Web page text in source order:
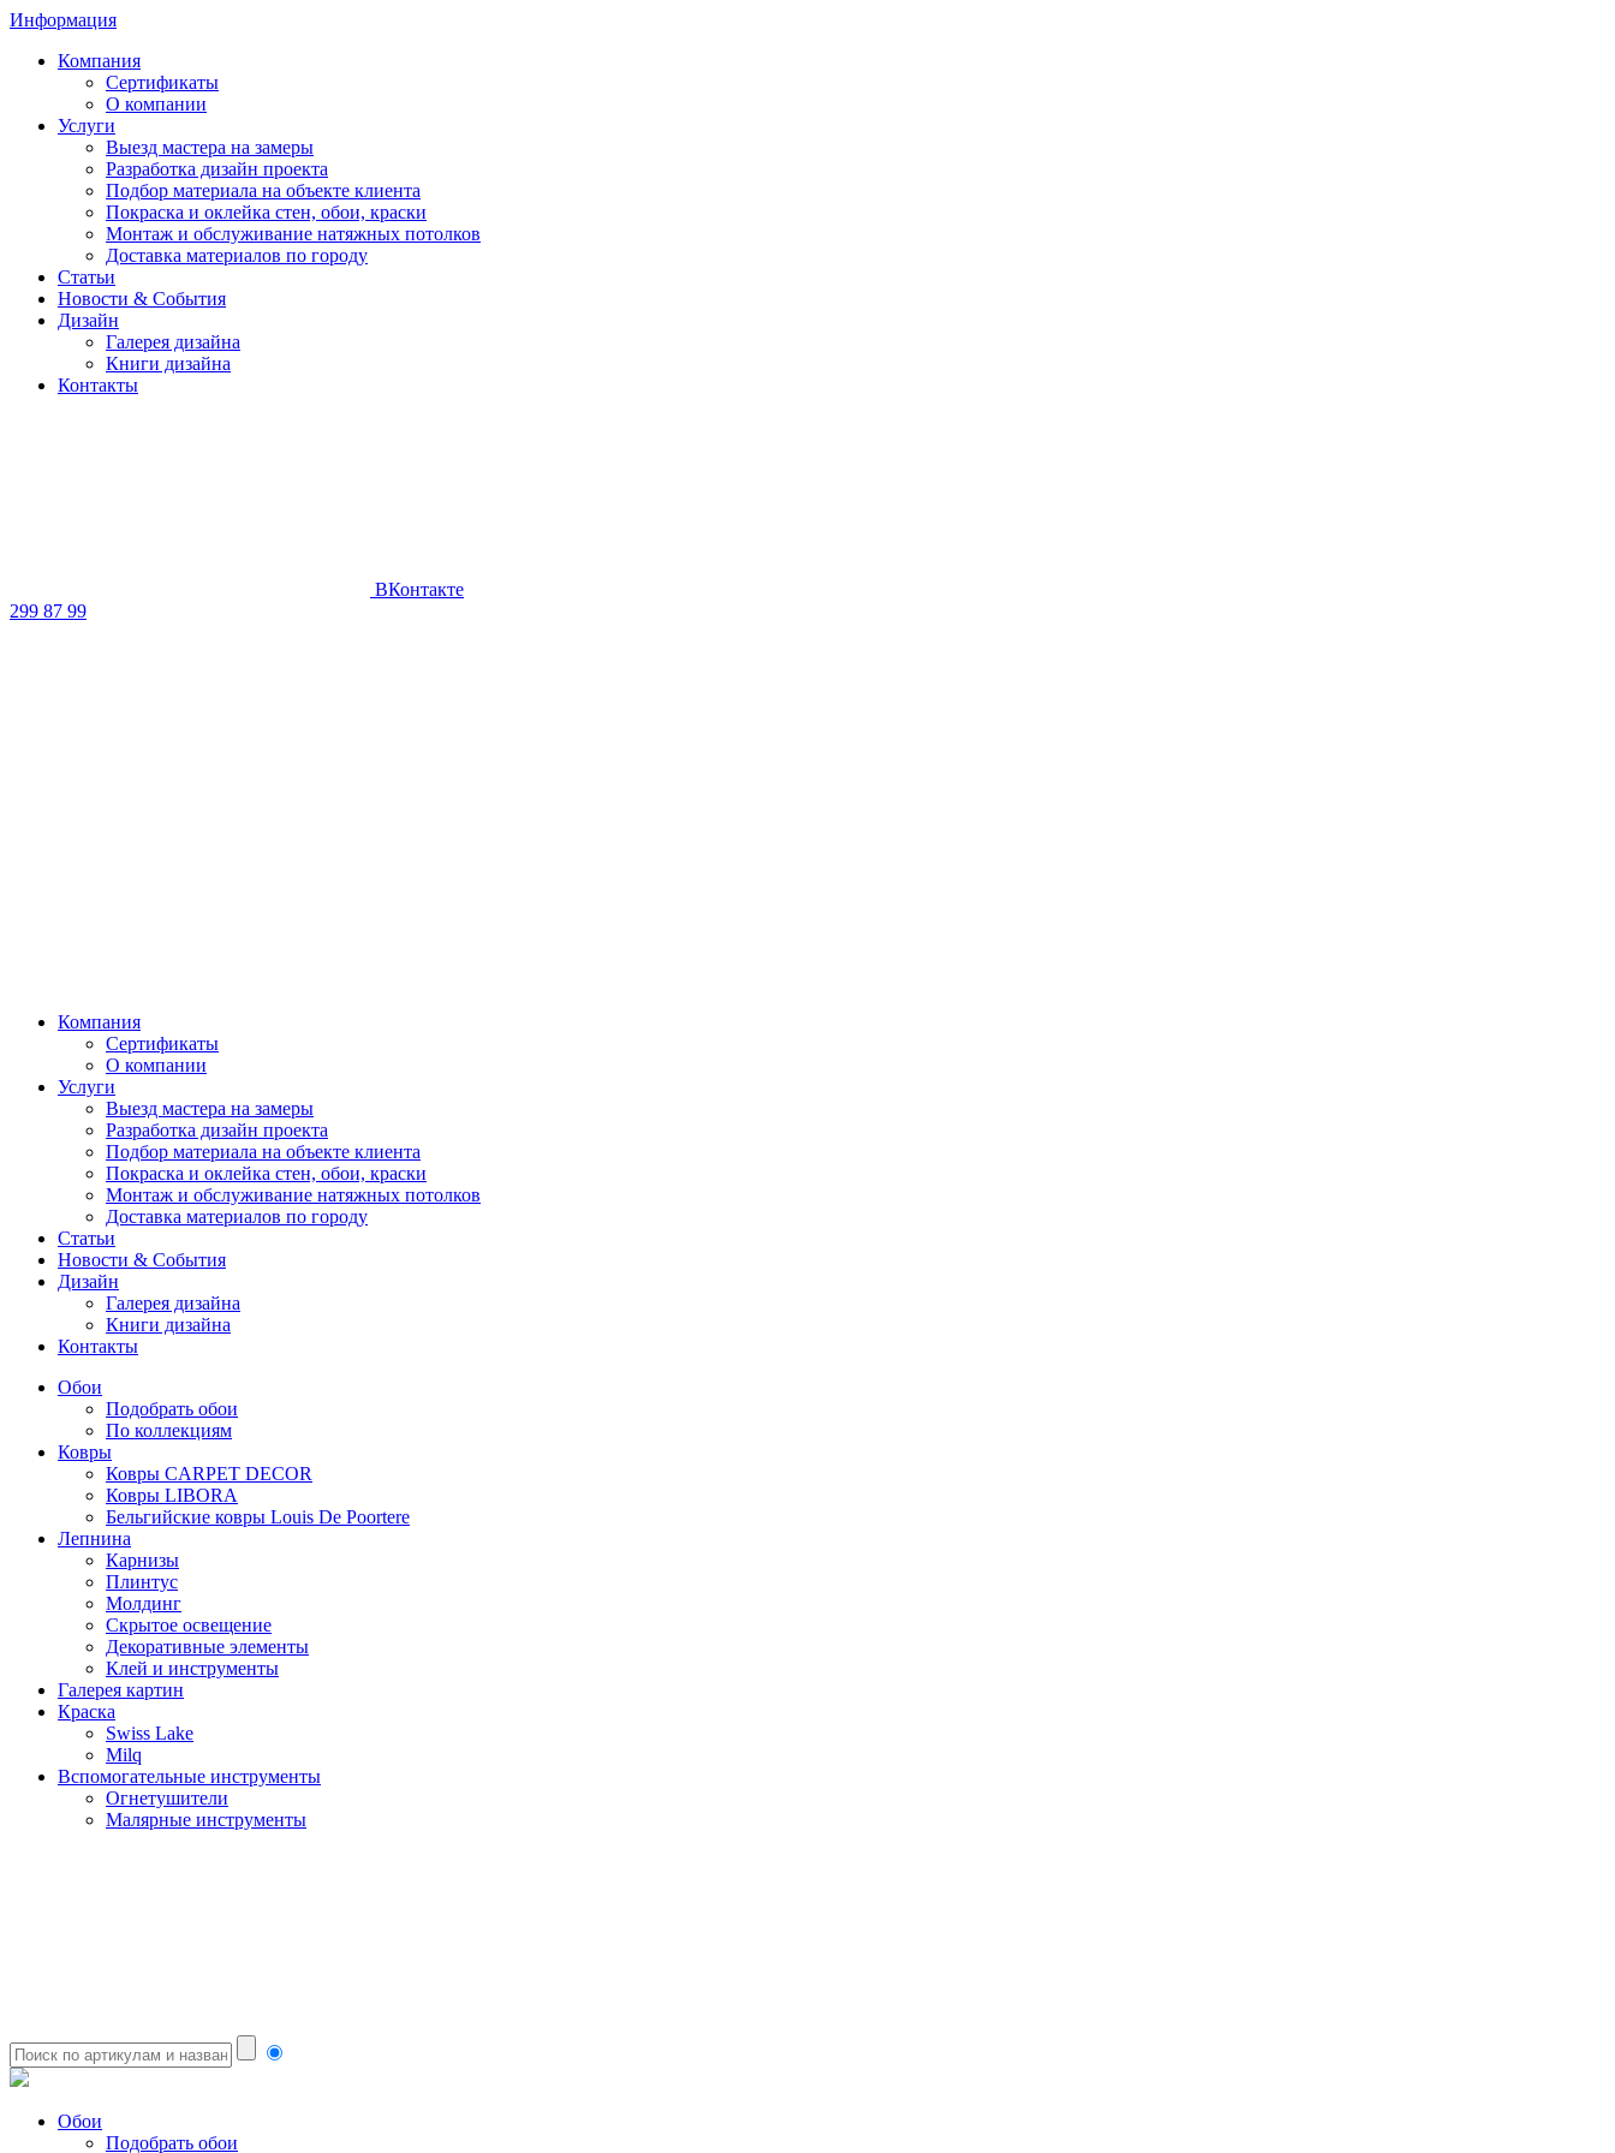
Информация
Компания
Сертификаты
О компании
Услуги
Выезд мастера на замеры
Разработка дизайн проекта
Подбор материала на объекте клиента
Покраска и оклейка стен, обои, краски
Монтаж и обслуживание натяжных потолков
Доставка материалов по городу
Статьи
Новости & События
Дизайн
Галерея дизайна
Книги дизайна
Контакты
ВКонтакте
299 87 99
Компания
Сертификаты
О компании
Услуги
Выезд мастера на замеры
Разработка дизайн проекта
Подбор материала на объекте клиента
Покраска и оклейка стен, обои, краски
Монтаж и обслуживание натяжных потолков
Доставка материалов по городу
Статьи
Новости & События
Дизайн
Галерея дизайна
Книги дизайна
Контакты
Обои
Подобрать обои
По коллекциям
Ковры
Ковры CARPET DECOR
Ковры LIBORA
Бельгийские ковры Louis De Poortere
Лепнина
Карнизы
Плинтус
Молдинг
Скрытое освещение
Декоративные элементы
Клей и инструменты
Галерея картин
Краска
Swiss Lake
Milq
Вспомогательные инструменты
Огнетушители
Малярные инструменты
Обои
Подобрать обои